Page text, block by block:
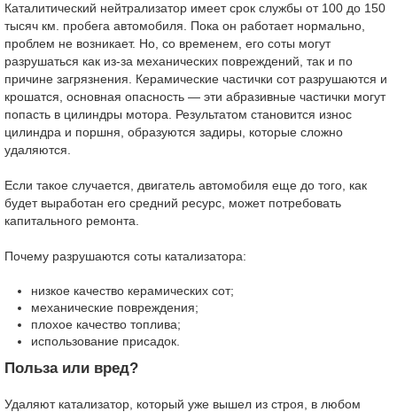
Каталитический нейтрализатор имеет срок службы от 100 до 150
тысяч км. пробега автомобиля. Пока он работает нормально,
проблем не возникает. Но, со временем, его соты могут
разрушаться как из-за механических повреждений, так и по
причине загрязнения. Керамические частички сот разрушаются и
крошатся, основная опасность — эти абразивные частички могут
попасть в цилиндры мотора. Результатом становится износ
цилиндра и поршня, образуются задиры, которые сложно
удаляются.
Если такое случается, двигатель автомобиля еще до того, как
будет выработан его средний ресурс, может потребовать
капитального ремонта.
Почему разрушаются соты катализатора:
низкое качество керамических сот;
механические повреждения;
плохое качество топлива;
использование присадок.
Польза или вред?
Удаляют катализатор, который уже вышел из строя, в любом